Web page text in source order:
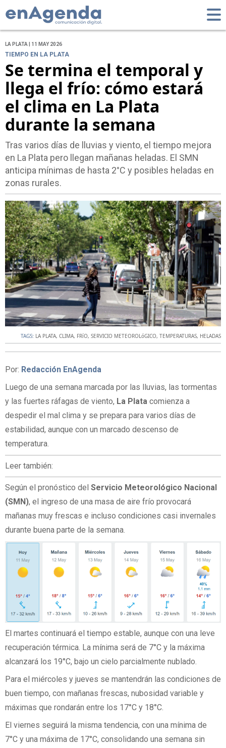
LA PLATA | 11 MAY 2026
TIEMPO EN LA PLATA
Se termina el temporal y
llega el frío: cómo estará
el clima en La Plata
durante la semana
Tras varios días de lluvias y viento, el tiempo mejora
en La Plata pero llegan mañanas heladas. El SMN
anticipa mínimas de hasta 2°C y posibles heladas en
zonas rurales.
TAGS: LA PLATA, CLIMA, FRíO, SERVICIO METEOROLóGICO, TEMPERATURAS, HELADAS
Por: Redacción EnAgenda
Luego de una semana marcada por las lluvias, las tormentas
y las fuertes ráfagas de viento, La Plata comienza a
despedir el mal clima y se prepara para varios días de
estabilidad, aunque con un marcado descenso de
temperatura.
Leer también:
Según el pronóstico del Servicio Meteorológico Nacional
(SMN), el ingreso de una masa de aire frío provocará
mañanas muy frescas e incluso condiciones casi invernales
durante buena parte de la semana.
El martes continuará el tiempo estable, aunque con una leve
recuperación térmica. La mínima será de 7°C y la máxima
alcanzará los 19°C, bajo un cielo parcialmente nublado.
Para el miércoles y jueves se mantendrán las condiciones de
buen tiempo, con mañanas frescas, nubosidad variable y
máximas que rondarán entre los 17°C y 18°C.
El viernes seguirá la misma tendencia, con una mínima de
7°C y una máxima de 17°C, consolidando una semana sin